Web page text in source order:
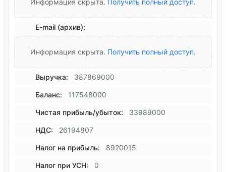
Информация скрыта. Получить полный доступ.
E-mail (архив):
Информация скрыта. Получить полный доступ.
Выручка: 387869000
Баланс: 117548000
Чистая прибыль/убыток: 33989000
НДС: 26194807
Налог на прибыль: 8920015
Налог при УСН: 0